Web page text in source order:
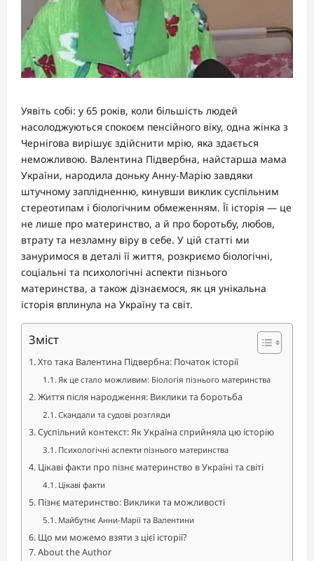
Уявіть собі: у 65 років, коли більшість людей
насолоджуються спокоєм пенсійного віку, одна жінка з
Чернігова вирішує здійснити мрію, яка здається
неможливою. Валентина Підвербна, найстарша мама
України, народила доньку Анну-Марію завдяки
штучному заплідненню, кинувши виклик суспільним
стереотипам і біологічним обмеженням. Її історія — це
не лише про материнство, а й про боротьбу, любов,
втрату та незламну віру в себе. У цій статті ми
зануримося в деталі її життя, розкриємо біологічні,
соціальні та психологічні аспекти пізнього
материнства, а також дізнаємося, як ця унікальна
історія вплинула на Україну та світ.
Зміст
Хто така Валентина Підвербна: Початок історії
Як це стало можливим: Біологія пізнього материнства
Життя після народження: Виклики та боротьба
Скандали та судові розгляди
Суспільний контекст: Як Україна сприйняла цю історію
Психологічні аспекти пізнього материнства
Цікаві факти про пізнє материнство в Україні та світі
Цікаві факти
Пізнє материнство: Виклики та можливості
Майбутнє Анни-Марії та Валентини
Що ми можемо взяти з цієї історії?
About the Author